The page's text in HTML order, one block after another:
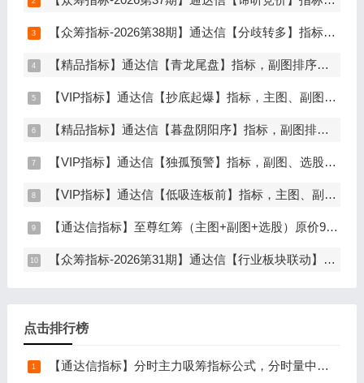
【众筹指标-2026第38期】通达信【分歧转多】指标，主图、副图、选股，首板分歧低吸二波行情，信号少，胜率高，手机电脑通达信通用
【精品指标】通达信【青龙尾盘】指标，副图排序，分时主图，排序潜伏，次日套利，信号可回看，超短策略，仅限电脑通达信使用
【VIP指标】通达信【抄底起爆】指标，主图、副图、选股，趋势缩量放量三重信号确认，解决抄底总在半山腰难题，手机电脑通达信通用
【精品指标】通达信【暮盘阴阳序】指标，副图排序，尾盘选股，电脑版量化辅助工具，尾盘排序，信号全天不变，仅限电脑通达信使用
【VIP指标】通达信【独孤预警】指标，副图、选股，码力金矿独创趋势企稳预警，无未来函数，手机电脑通达信通用
【VIP指标】通达信【低吸连板前】指标，主图、副图、选股，埋伏连板前的节点，信号不漂移，手机电脑通达信通用
【通达信指标】至尊红筹（主图+副图+选股）原价9999元的全套指标
【众筹指标-2026第31期】通达信【行业板块联动】指标，主图、选股，精准捕捉板块行情，分清龙头补涨规避回落，无未来函数，仅支持电脑通达信
点击排行榜
【通达信指标】分时主力吸筹指标公式，分时量中显主力（分时副图）